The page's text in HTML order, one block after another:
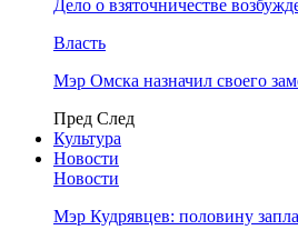
Дело о взяточничестве
Власть
Мэр Омска назначил своего
Пред След
Культура
Новости
Новости
Мэр Кудрявцев: половину